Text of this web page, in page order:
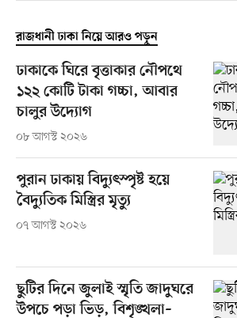
রাজধানী ঢাকা নিয়ে আরও পড়ুন
ঢাকাকে ঘিরে বৃত্তাকার নৌপথে
১২২ কোটি টাকা গচ্চা, আবার
চালুর উদ্যোগ
০৮ আগস্ট ২০২৬
পুরান ঢাকায় বিদ্যুৎস্পৃষ্ট হয়ে
বৈদ্যুতিক মিস্ত্রির মৃত্যু
০৭ আগস্ট ২০২৬
ছুটির দিনে জুলাই স্মৃতি জাদুঘরে
উপচে পড়া ভিড়, বিশৃঙ্খলা–